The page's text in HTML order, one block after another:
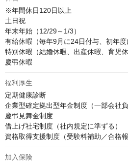
※年間休日120日以上
土日祝
年末年始（12/29～1/3）
有給休暇（毎年9月に24日付与、初年度
特別休暇（結婚休暇、出産休暇、育児
慶弔休暇
福利厚生
定期健康診断
企業型確定拠出型年金制度（一部会社負
慶弔見舞金制度
借上げ社宅制度（社内規定に準ずる）
資格取得支援制度（受験料補助／合格
加入保険